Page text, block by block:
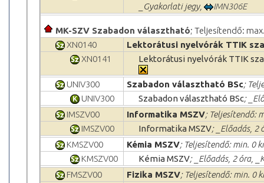
_Gyakorlati jegy,
IMN306E
MK-SZV Szabadon választható; Teljesítendő:
XN0140
Lektorátusi nyelvórák TTIK
XN0141
Lektorátusi nyelvórák TTIK
UNIV300 Szabadon választható BSc;
UNIV300
Szabadon választható BSc;
IMSZV00
Informatika MSZV; Teljesítendő:
IMSZV00
Informatika MSZV; _Előadás, 2
KMSZV00
Kémia MSZV; Teljesítendő: min. 0
KMSZV00
Kémia MSZV; _Előadás, 2 óra,
FMSZV00
Fizika MSZV; Teljesítendő: min. 0